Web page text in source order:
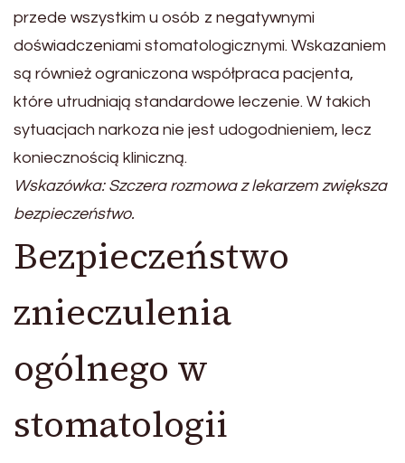
przede wszystkim u osób z negatywnymi
doświadczeniami stomatologicznymi. Wskazaniem
są również ograniczona współpraca pacjenta,
które utrudniają standardowe leczenie. W takich
sytuacjach narkoza nie jest udogodnieniem, lecz
koniecznością kliniczną.
Wskazówka: Szczera rozmowa z lekarzem zwiększa
bezpieczeństwo.
Bezpieczeństwo
znieczulenia
ogólnego w
stomatologii